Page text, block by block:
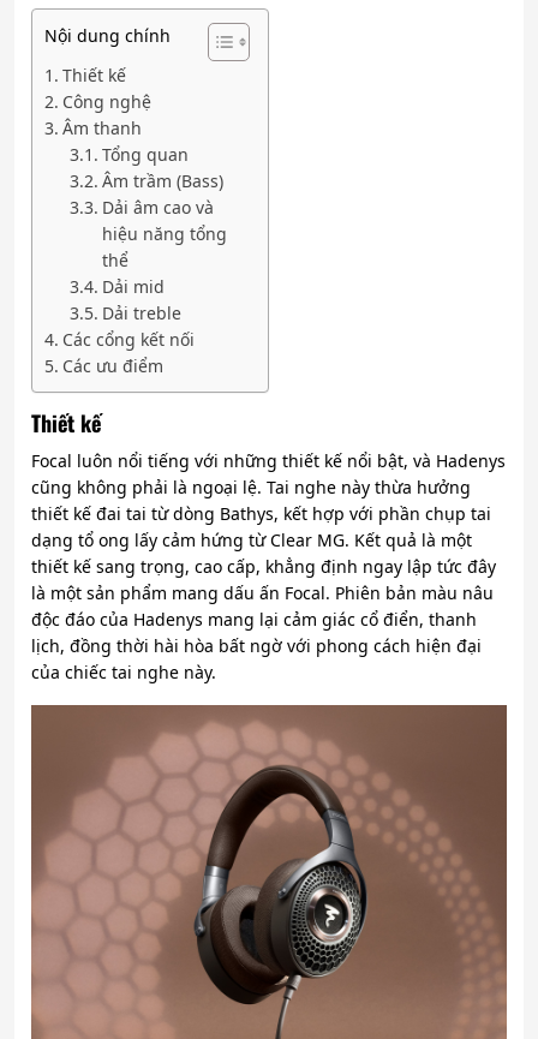
Nội dung chính
Thiết kế
Công nghệ
Âm thanh
Tổng quan
Âm trầm (Bass)
Dải âm cao và
hiệu năng tổng
thể
Dải mid
Dải treble
Các cổng kết nối
Các ưu điểm
Thiết kế
Focal luôn nổi tiếng với những thiết kế nổi bật, và Hadenys
cũng không phải là ngoại lệ. Tai nghe này thừa hưởng
thiết kế đai tai từ dòng Bathys, kết hợp với phần chụp tai
dạng tổ ong lấy cảm hứng từ Clear MG. Kết quả là một
thiết kế sang trọng, cao cấp, khẳng định ngay lập tức đây
là một sản phẩm mang dấu ấn Focal. Phiên bản màu nâu
độc đáo của Hadenys mang lại cảm giác cổ điển, thanh
lịch, đồng thời hài hòa bất ngờ với phong cách hiện đại
của chiếc tai nghe này.